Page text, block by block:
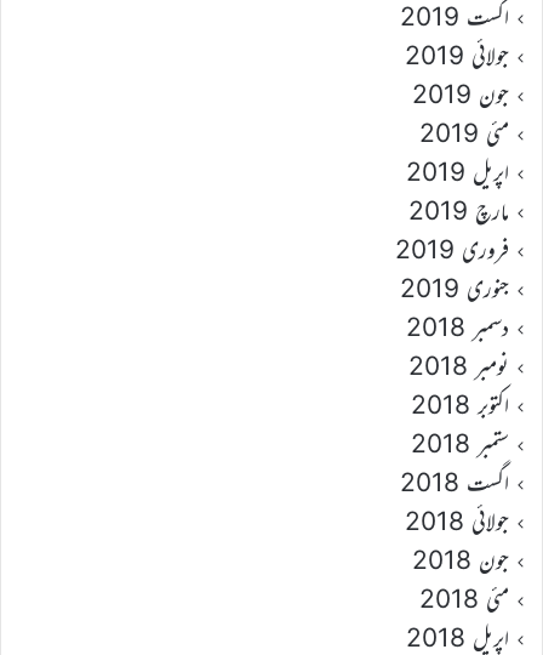
اگست 2019
جولائی 2019
جون 2019
مئی 2019
اپریل 2019
مارچ 2019
فروری 2019
جنوری 2019
دسمبر 2018
نومبر 2018
اکتوبر 2018
ستمبر 2018
اگست 2018
جولائی 2018
جون 2018
مئی 2018
اپریل 2018